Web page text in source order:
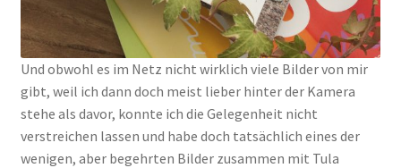
Und obwohl es im Netz nicht wirklich viele Bilder von mir
gibt, weil ich dann doch meist lieber hinter der Kamera
stehe als davor, konnte ich die Gelegenheit nicht
verstreichen lassen und habe doch tatsächlich eines der
wenigen, aber begehrten Bilder zusammen mit Tula